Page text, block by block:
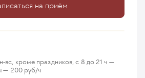
на приём
вс, кроме праздников, с 8 до 21 ч —
— 200 руб/ч